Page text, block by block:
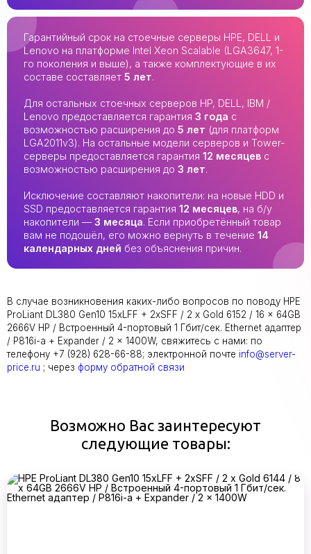
Гарантийный срок на стоечные серверы HPE, DELL и
Lenovo на платформе Intel Xeon Scalable (LGA3647, 1-
го поколения и выше), а также комплектующие в их
составе составляет 5 лет.
Для остальных стоечных серверов HP, DELL, IBM /
Lenovo предоставляется гарантия 3 года с
возможностью расширения до 5 лет (для платформ
LGA2011v3). На остальные модели серверов и Tower-
серверы предоставляется гарантия 12 месяцев с
возможностью расширения до 3 лет.
Исключение составляют накопители: на новые HDD и
SSD предоставляется гарантия 12 месяцев, на б/у
накопители —3 месяца. Если приобретённый товар
вам не подошёл, его можно вернуть в течение 14
календарных дней без объяснения причин.
В случае возникновения каких-либо вопросов по поводу HPE
ProLiant DL380 Gen10 15xLFF + 2xSFF / 2 x Gold 6152 / 16 x 64GB
2666V HP / Встроенный 4-портовый 1 Гбит/сек. Ethernet адаптер
/ P816i-a + Expander / 2 x 1400W, свяжитесь с нами: по
телефону +7 (928) 628-66-88; электронной почте info@server-
price.ru ; через форму обратной связи
Возможно Вас заинтересуют
следующие товары: